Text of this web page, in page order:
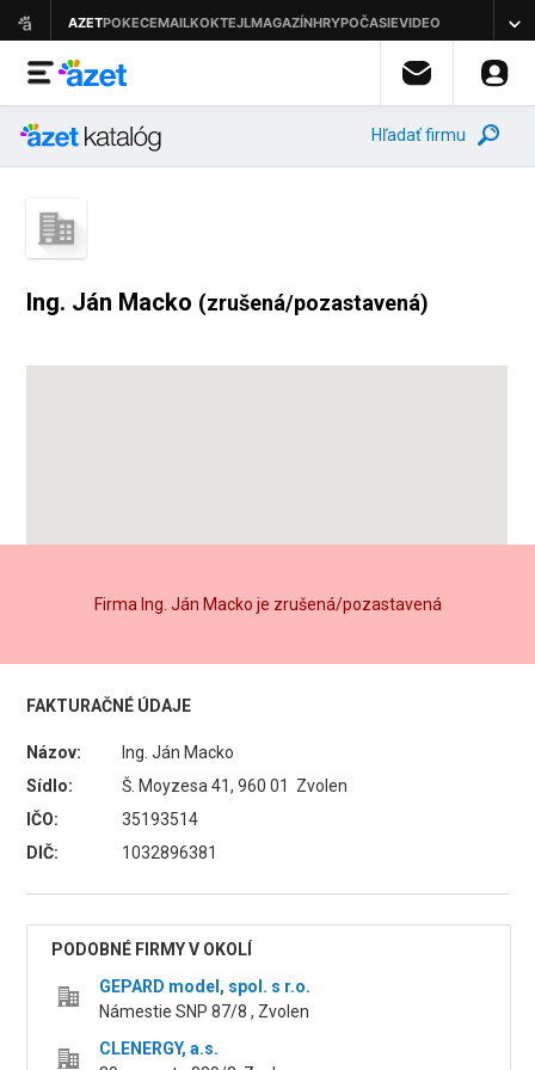
Hľadať firmu
Ing. Ján Macko (zrušená/pozastavená)
Firma Ing. Ján Macko je zrušená/pozastavená
FAKTURAČNÉ ÚDAJE
Názov:
Ing. Ján Macko
Sídlo:
Š. Moyzesa 41, 960 01 Zvolen
IČO:
35193514
DIČ:
1032896381
PODOBNÉ FIRMY V OKOLÍ
GEPARD model, spol. s r.o.
Námestie SNP 87/8 , Zvolen
CLENERGY, a.s.